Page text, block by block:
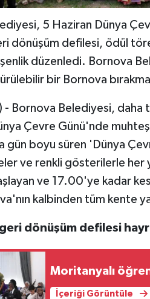
5 Haziran Dünya
dönüşüm defilesi, ödül
şenlik düzenledi. Bornova
bir Bornova
- Bornova Belediyesi,
Çevre Günü'nde
gün boyu süren 'Dünya
ve renkli gösterilerle her
ve 17.00'ye kadar
kalbinden tüm kente
dönüşüm defilesi
Moritanyalı
İçeriği Görüntüle